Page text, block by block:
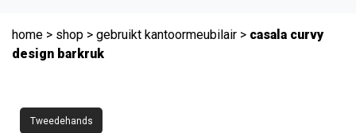
home > shop > gebruikt kantoormeubilair > casala curvy
design barkruk
Tweedehands